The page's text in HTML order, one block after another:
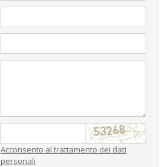
Acconsento al trattamento dei dati
personali